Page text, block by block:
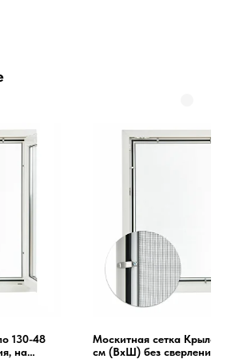
130-48
на
Москитная сетка Крыло
см (ВхШ) без сверления,